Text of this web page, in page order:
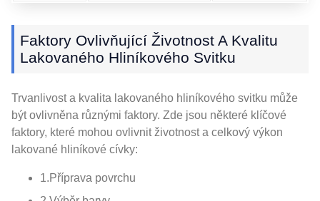
Faktory Ovlivňující Životnost A Kvalitu
Lakovaného Hliníkového Svitku
Trvanlivost a kvalita lakovaného hliníkového svitku může
být ovlivněna různými faktory. Zde jsou některé klíčové
faktory, které mohou ovlivnit životnost a celkový výkon
lakované hliníkové cívky:
1.Příprava povrchu